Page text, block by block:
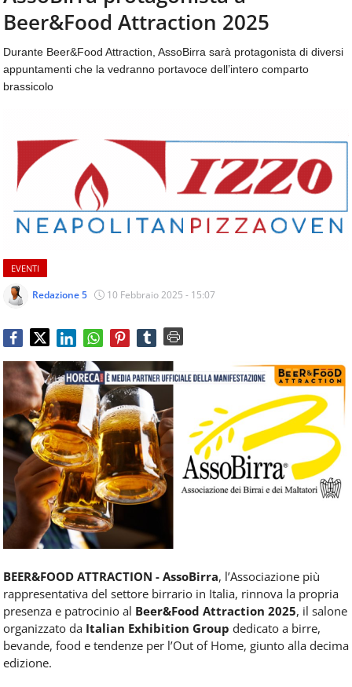
aggiornamenti
quotidiani
temi
come
ospitalità,
&
beverage,
catering
e
quotidiani
mondo
dell'alimentazione,
dei
consumi
Service
e
tutte
le
novità
del
comparto
Horeca.
CONTATTI
Beer&Food Attraction 2025
Durante Beer&Food Attraction, AssoBirra sarà protagonista di diversi
appuntamenti che la vedranno portavoce dell’intero comparto
brassicolo
EVENTI
Redazione 5 10 Febbraio 2025 - 15:07
BEER&FOOD ATTRACTION - AssoBirra, l’Associazione più
rappresentativa del settore birrario in Italia, rinnova la propria
presenza e patrocinio al Beer&Food Attraction 2025, il salone
organizzato da Italian Exhibition Group dedicato a birre,
bevande, food e tendenze per l’Out of Home, giunto alla decima
edizione.